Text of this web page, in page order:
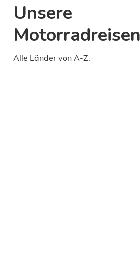
Unsere
Motorradreisen
Alle Länder von A-Z.